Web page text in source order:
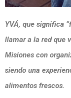
YVÁ, que significa
llamar a la red que
Misiones con
siendo una
alimentos frescos.